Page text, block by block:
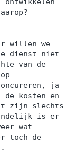
ontwikkelen
willen we
dienst niet
van de
ja
kosten en
zijn slechts
is er
wat
toch de